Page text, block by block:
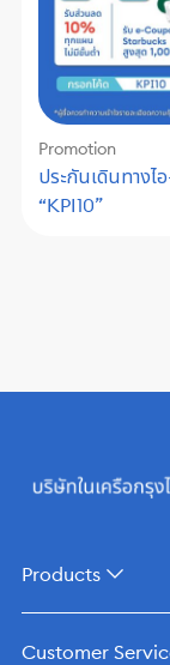
Promotion
ประกันเดินทางไ
“KPI10”
Products
Customer